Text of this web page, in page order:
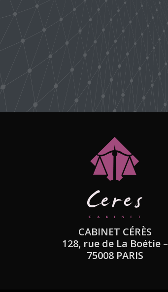
CABINET CÉRÈS
128, rue de La Boétie –
75008 PARIS